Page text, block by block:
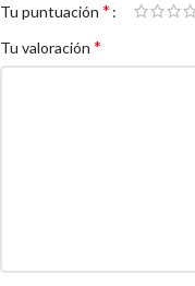
Tu puntuación *
Tu valoración *